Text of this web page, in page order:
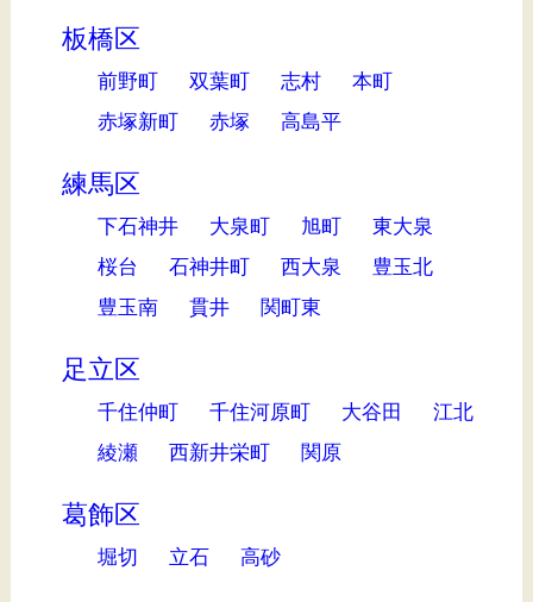
板橋区
前野町 双葉町 志村
本町
赤塚新町
赤塚 高島平
練馬区
下石神井 大泉町 旭町
東大泉
桜台
石神井町 西大泉
豊玉北
豊玉南
貫井 関町東
足立区
千住仲町 千住河原町 大谷田
江北
綾瀬
西新井栄町 関原
葛飾区
堀切 立石 高砂